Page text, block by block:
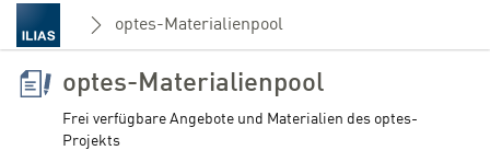
optes-Materialienpool
optes-Materialienpool
Frei verfügbare Angebote und Materialien des optes-
Projekts